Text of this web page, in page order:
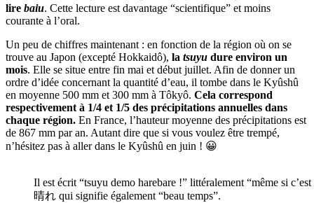
lire baiu. Cette lecture est davantage “scientifique” et moins
courante à l’oral.
Un peu de chiffres maintenant : en fonction de la région où on se
trouve au Japon (excepté Hokkaidô), la tsuyu dure environ un
mois. Elle se situe entre fin mai et début juillet. Afin de donner un
ordre d’idée concernant la quantité d’eau, il tombe dans le Kyûshû
en moyenne 500 mm et 300 mm à Tôkyô. Cela correspond
respectivement à 1/4 et 1/5 des précipitations annuelles dans
chaque région. En France, l’hauteur moyenne des précipitations est
de 867 mm par an. Autant dire que si vous voulez être trempé,
n’hésitez pas à aller dans le Kyûshû en juin ! 😀
Il est écrit “tsuyu demo harebare !” littéralement “même si
晴れ qui signifie également “beau temps”.